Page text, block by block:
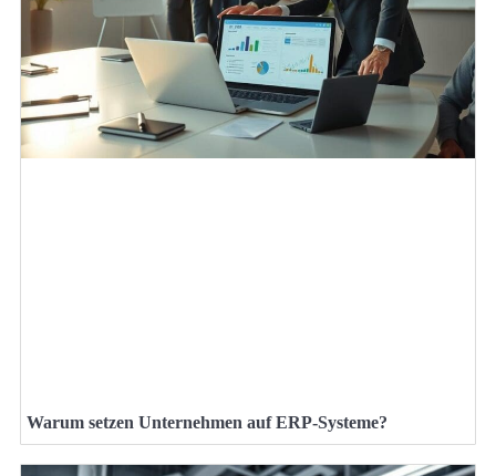
Warum setzen Unternehmen auf ERP-Systeme?